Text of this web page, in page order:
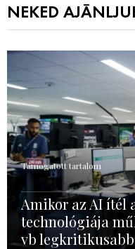
NEKED
Támogatott tartalom
Amikor az AI ítél
technológiája
vb